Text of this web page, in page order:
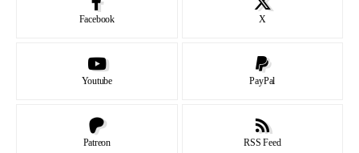
Facebook X
Youtube PayPal
Patreon RSS Feed